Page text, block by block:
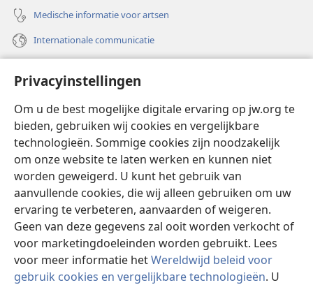
Privacyinstellingen
Om u de best mogelijke digitale ervaring op jw.org te
bieden, gebruiken wij cookies en vergelijkbare
technologieën. Sommige cookies zijn noodzakelijk
om onze website te laten werken en kunnen niet
worden geweigerd. U kunt het gebruik van
aanvullende cookies, die wij alleen gebruiken om uw
ervaring te verbeteren, aanvaarden of weigeren.
Geen van deze gegevens zal ooit worden verkocht of
voor marketingdoeleinden worden gebruikt. Lees
voor meer informatie hetWereldwijd beleid voor
gebruik cookies en vergelijkbare technologieën. U
Medische informatie voor artsen
Internationale communicatie
(opent
nieuw
venster)Watchtower ONLINE LIBRARY™
(opent
nieuw
venster)JW Hub ®
(opent
nieuw
venster)
®
Watchtower Library